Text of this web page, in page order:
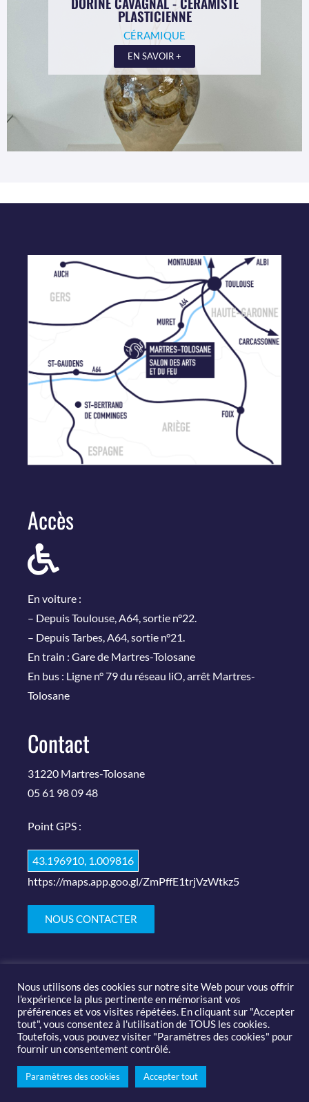
PLASTICIENNE
CÉRAMIQUE
EN SAVOIR +
Accès
En voiture :
– Depuis Toulouse, A64, sortie n°22.
– Depuis Tarbes, A64, sortie n°21.
En train : Gare de Martres-Tolosane
En bus : Ligne n° 79 du réseau liO, arrêt Martres-
Tolosane
Contact
31220 Martres-Tolosane
05 61 98 09 48
Point GPS :
43.196910, 1.009816
https://maps.app.goo.gl/ZmPffE1trjVzWtkz5
NOUS CONTACTER
© 2019-2020 Salon des arts et du feu |Mentions légales
Nous utilisons des cookies sur notre site Web pour vous offrir
l'expérience la plus pertinente en mémorisant vos
préférences et vos visites répétées. En cliquant sur "Accepter
tout", vous consentez à l'utilisation de TOUS les cookies.
Toutefois, vous pouvez visiter "Paramètres des cookies" pour
fournir un consentement contrôlé.
Paramètres des cookies Accepter tout